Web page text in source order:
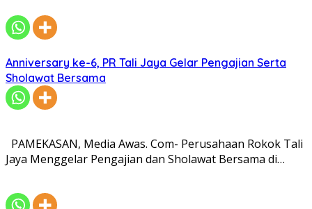
Anniversary ke-6, PR Tali Jaya Gelar Pengajian Serta
Sholawat Bersama
PAMEKASAN, Media Awas. Com- Perusahaan Rokok Tali
Jaya Menggelar Pengajian dan Sholawat Bersama di…